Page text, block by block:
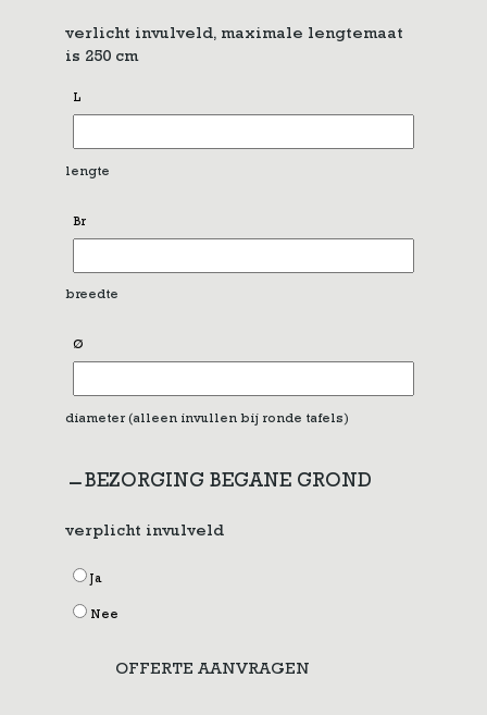
verlicht invulveld, maximale lengtemaat
is 250 cm
L
lengte
Br
breedte
Ø
diameter (alleen invullen bij ronde tafels)
BEZORGING BEGANE GROND
verplicht invulveld
Ja
Nee
OFFERTE AANVRAGEN